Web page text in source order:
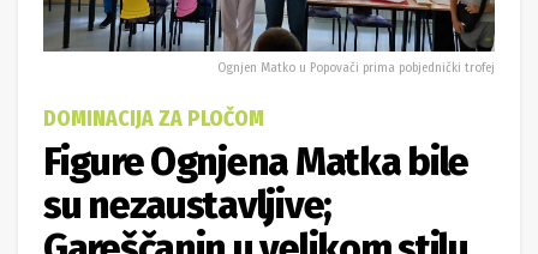
Ognjen Matko u Popovači prima pobjednički trofej
DOMINACIJA ZA PLOČOM
Figure Ognjena Matka bile
su nezaustavljive;